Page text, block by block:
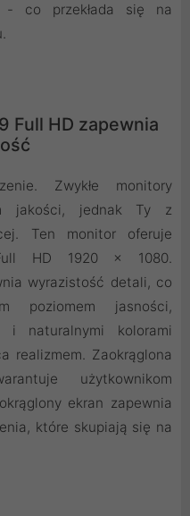
- co przekłada się na
Full HD zapewnia
Zwykłe monitory
jakości, jednak Ty z
Ten monitor oferuje
HD 1920 x 1080.
wyrazistość detali, co
poziomem jasności,
i naturalnymi kolorami
realizmem. Zaokrąglona
użytkownikom
ekran zapewnia
które skupiają się na